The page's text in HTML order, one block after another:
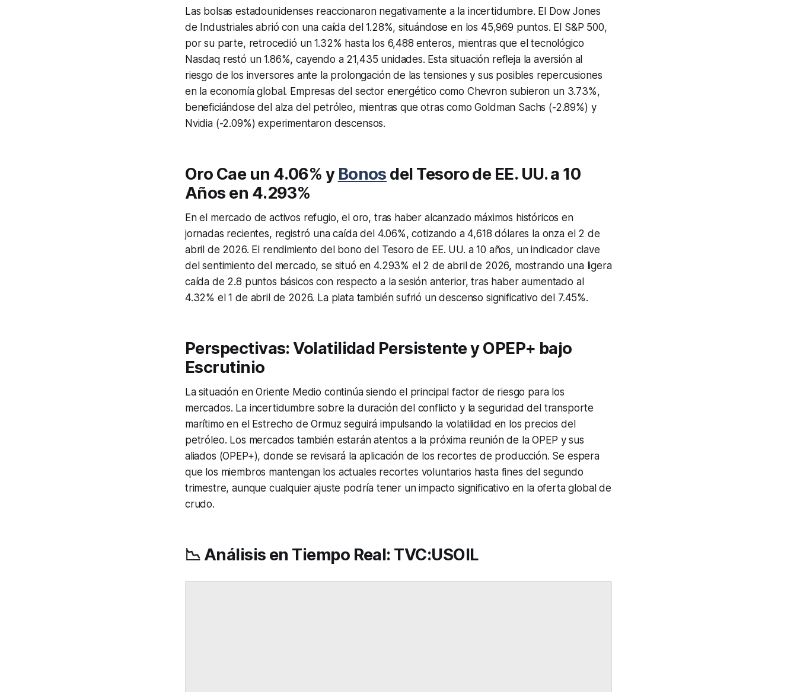
Las bolsas estadounidenses reaccionaron negativamente a la incertidumbre. El Dow Jones
de Industriales abrió con una caída del 1.28%, situándose en los 45,969 puntos. El S&P 500,
por su parte, retrocedió un 1.32% hasta los 6,488 enteros, mientras que el tecnológico
Nasdaq restó un 1.86%, cayendo a 21,435 unidades. Esta situación refleja la aversión al
riesgo de los inversores ante la prolongación de las tensiones y sus posibles repercusiones
en la economía global. Empresas del sector energético como Chevron subieron un 3.73%,
beneficiándose del alza del petróleo, mientras que otras como Goldman Sachs (-2.89%) y
Nvidia (-2.09%) experimentaron descensos.
Oro Cae un 4.06% y Bonos del Tesoro de EE. UU. a 10
Años en 4.293%
En el mercado de activos refugio, el oro, tras haber alcanzado máximos históricos en
jornadas recientes, registró una caída del 4.06%, cotizando a 4,618 dólares la onza el 2 de
abril de 2026. El rendimiento del bono del Tesoro de EE. UU. a 10 años, un indicador clave
del sentimiento del mercado, se situó en 4.293% el 2 de abril de 2026, mostrando una ligera
caída de 2.8 puntos básicos con respecto a la sesión anterior, tras haber aumentado al
4.32% el 1 de abril de 2026. La plata también sufrió un descenso significativo del 7.45%.
Perspectivas: Volatilidad Persistente y OPEP+ bajo
Escrutinio
La situación en Oriente Medio continúa siendo el principal factor de riesgo para los
mercados. La incertidumbre sobre la duración del conflicto y la seguridad del transporte
marítimo en el Estrecho de Ormuz seguirá impulsando la volatilidad en los precios del
petróleo. Los mercados también estarán atentos a la próxima reunión de la OPEP y sus
aliados (OPEP+), donde se revisará la aplicación de los recortes de producción. Se espera
que los miembros mantengan los actuales recortes voluntarios hasta fines del segundo
trimestre, aunque cualquier ajuste podría tener un impacto significativo en la oferta global de
crudo.
📉 Análisis en Tiempo Real: TVC:USOIL